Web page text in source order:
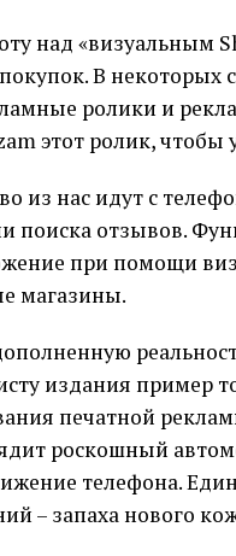
над «визуальным
В некоторых
ролики и
этот ролик, чтобы
из нас идут с
поиска отзывов.
при помощи
магазины.
издания пример
печатной
роскошный
телефона.
– запаха нового